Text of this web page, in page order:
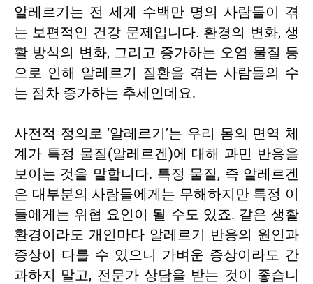
알레르기는 전 세계 수백만 명의 사람들이 겪
는 보편적인 건강 문제입니다. 환경의 변화, 생
활 방식의 변화, 그리고 증가하는 오염 물질 등
으로 인해 알레르기 질환을 겪는 사람들의 수
는 점차 증가하는 추세인데요.
사전적 정의로 ‘알레르기’는 우리 몸의 면역 체
계가 특정 물질(알레르겐)에 대해 과민 반응을
보이는 것을 말합니다. 특정 물질, 즉 알레르겐
은 대부분의 사람들에게는 무해하지만 특정 이
들에게는 위협 요인이 될 수도 있죠. 같은 생활
환경이라도 개인마다 알레르기 반응의 원인과
증상이 다를 수 있으니 가벼운 증상이라도 간
과하지 말고, 전문가 상담을 받는 것이 좋습니